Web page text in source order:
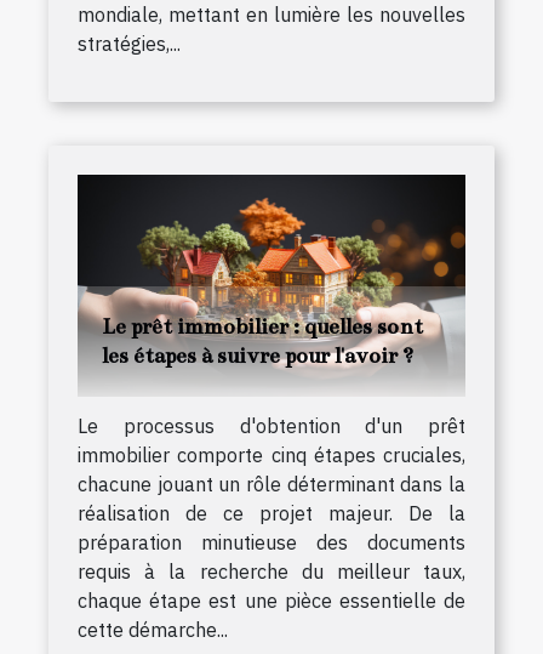
mondiale, mettant en lumière les nouvelles
stratégies,...
Le prêt immobilier : quelles sont
les étapes à suivre pour l'avoir ?
Le processus d'obtention d'un prêt
immobilier comporte cinq étapes cruciales,
chacune jouant un rôle déterminant dans la
réalisation de ce projet majeur. De la
préparation minutieuse des documents
requis à la recherche du meilleur taux,
chaque étape est une pièce essentielle de
cette démarche...